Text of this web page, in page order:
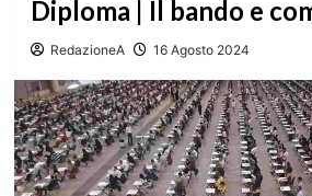
Diploma | Il bando e
RedazioneA 16 Agosto 2024